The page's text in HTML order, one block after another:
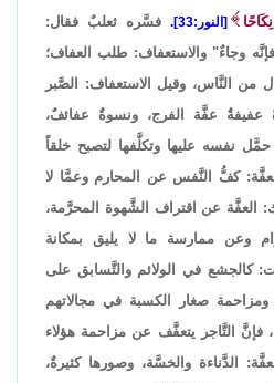
[النور:33].
فسَّره ثعلبٌ فقال:
وجاءٌ" والاستعفاف: طلب العفاف؛
من النَّاس، وقيل الاستعفاف: الصَّبر
عفيفةٌ عفَّة الفرج، ونسوةٌ عفائفٌ،
نفسه عليها وتكلَّفها لتصبح خلقاً
كفُّ النَّفس عن المحارم وعمَّا لا
العفَّة عن اقتراف الشَّهوة المحرَّمة،
وعن ممارسة ما لا يليق بمكانة
كالجشع في الولائم والتَّسابق على
ومزاحمة صغار الكسبة في مجالاتهم
فإنَّ التَّاجر يتعفَّف عن مزاحمة هؤلاء
الدَّناءة والخسَّة، وصورها كثيرةٌ،